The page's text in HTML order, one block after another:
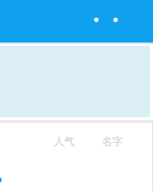
人气 名字